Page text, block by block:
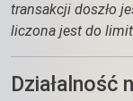
transakcji doszło
liczona jest do
Działalność